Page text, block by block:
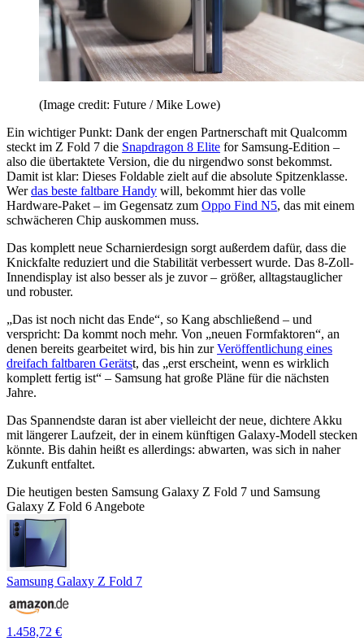
(Image credit: Future / Mike Lowe)
Ein wichtiger Punkt: Dank der engen Partnerschaft mit Qualcomm
steckt im Z Fold 7 die Snapdragon 8 Elite for Samsung-Edition –
also die übertaktete Version, die du nirgendwo sonst bekommst.
Damit ist klar: Dieses Foldable zielt auf die absolute Spitzenklasse.
Werdas beste faltbare Handy will, bekommt hier das volle
Hardware-Paket – im Gegensatz zum Oppo Find N5, das mit einem
schwächeren Chip auskommen muss.
Das komplett neue Scharnierdesign sorgt außerdem dafür, dass die
Knickfalte reduziert und die Stabilität verbessert wurde. Das 8-Zoll-
Innendisplay ist also besser als je zuvor – größer, alltagstauglicher
und robuster.
„Das ist noch nicht das Ende“, so Kang abschließend – und
verspricht: Da kommt noch mehr. Von „neuen Formfaktoren“, an
denen bereits gearbeitet wird, bis hin zurVeröffentlichung eines
dreifach faltbaren Gerätst, das „erst erscheint, wenn es wirklich
komplett fertig ist“ – Samsung hat große Pläne für die nächsten
Jahre.
Das Spannendste daran ist aber vielleicht der neue, dichtere Akku
mit längerer Laufzeit, der in einem künftigen Galaxy-Modell stecken
könnte. Bis dahin heißt es allerdings: abwarten, was sich in naher
Zukunft entfaltet.
Die heutigen besten Samsung Galaxy Z Fold 7 und Samsung
Galaxy Z Fold 6 Angebote
Samsung Galaxy Z Fold 7
1.458,72 €